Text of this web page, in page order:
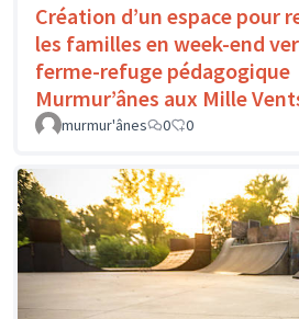
Création d’un espace pour
les familles en week-end
ferme-refuge pédagogique
Murmur’ânes aux Mille
murmur'ânes 0 0